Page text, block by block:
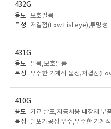
432G
용도 보호필름
특성
저결점(Low Fisheye),투명성
431G
용도 필름,보호필름
특성 우수한 기계적 물성,저결점
410G
용도 가교 발포,자동차용 내장재 부
특성
발포가공성 우수,우수한 기계